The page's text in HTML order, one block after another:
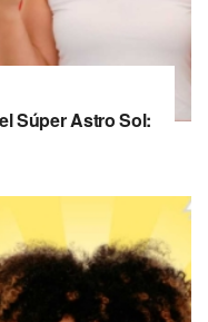
Súper Astro Sol: